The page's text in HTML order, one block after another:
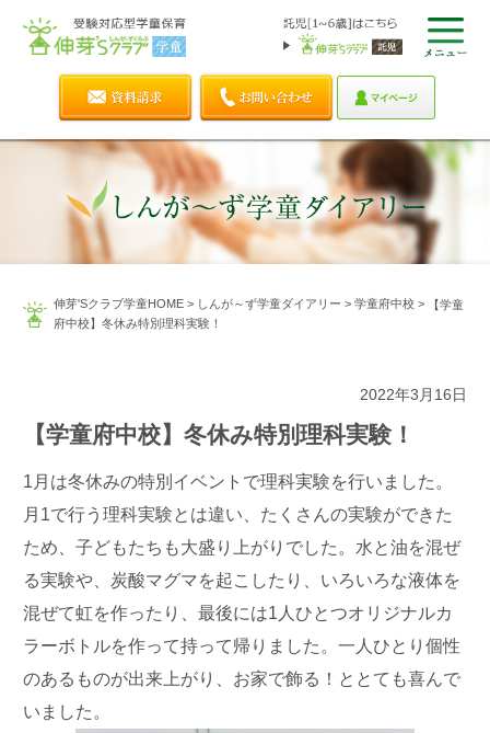
伸芽'Sクラブ学童HOME> しんが～ず学童ダイアリー > 学童府中校>
【学童
府中校】冬休み特別理科実験！
2022年3月16日
【学童府中校】冬休み特別理科実験！
1月は冬休みの特別イベントで理科実験を行いました。
月1で行う理科実験とは違い、たくさんの実験ができた
ため、子どもたちも大盛り上がりでした。水と油を混ぜ
る実験や、炭酸マグマを起こしたり、いろいろな液体を
混ぜて虹を作ったり、最後には1人ひとつオリジナルカ
ラーボトルを作って持って帰りました。一人ひとり個性
のあるものが出来上がり、お家で飾る！ととても喜んで
いました。